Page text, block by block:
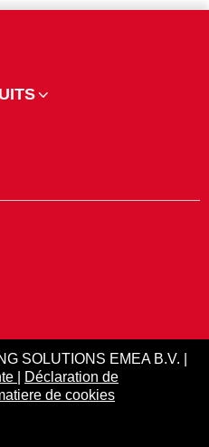
SOLUTIONS EMEA B.V. |
Déclaration de
de cookies